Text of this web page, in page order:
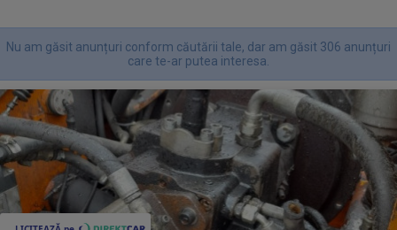
Nu am găsit anunțuri conform căutării tale, dar am găsit 306 anunțuri
care te-ar putea interesa.